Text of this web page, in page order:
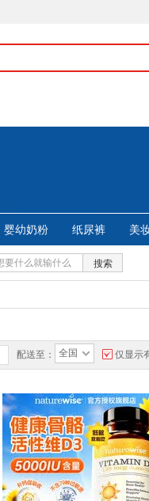
婴幼奶粉 纸尿裤 美
搜索
配送至： 全国 仅显示